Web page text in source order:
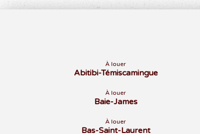
À louer
Abitibi-Témiscamingue
À louer
Baie-James
À louer
Bas-Saint-Laurent